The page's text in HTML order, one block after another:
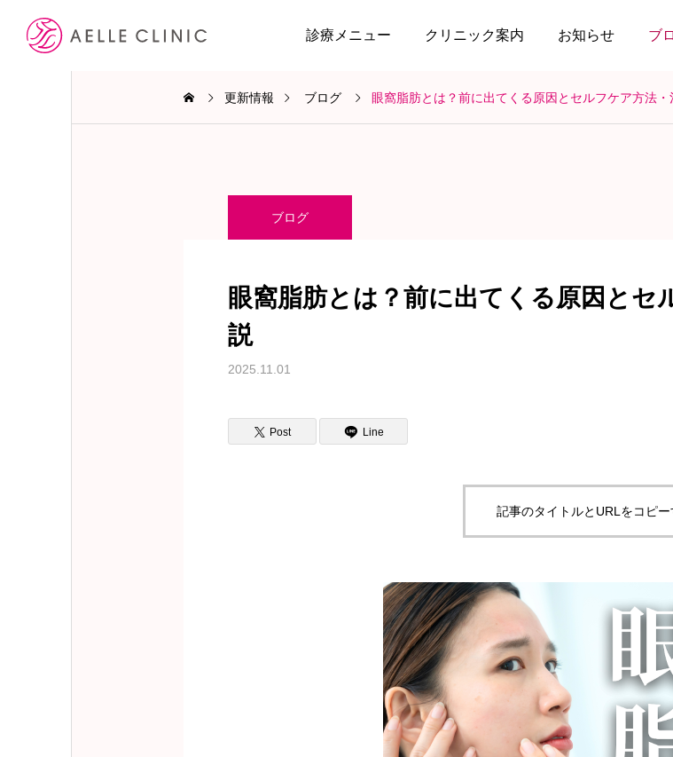
診療メニュー クリニック案内 お知らせ ブ
更新情報 ブログ 眼窩脂肪とは？前に出てくる原因とセルフケア方法・
ブログ
眼窩脂肪とは？前に出てくる原因とセ
説
2025.11.01
Post Line
記事のタイトルとURLをコピー